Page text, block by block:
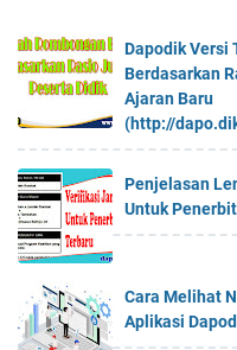
Dapodik Versi
Berdasarkan
Ajaran Baru
(http://
Penjelasan
Untuk
Cara Melihat
Aplikasi